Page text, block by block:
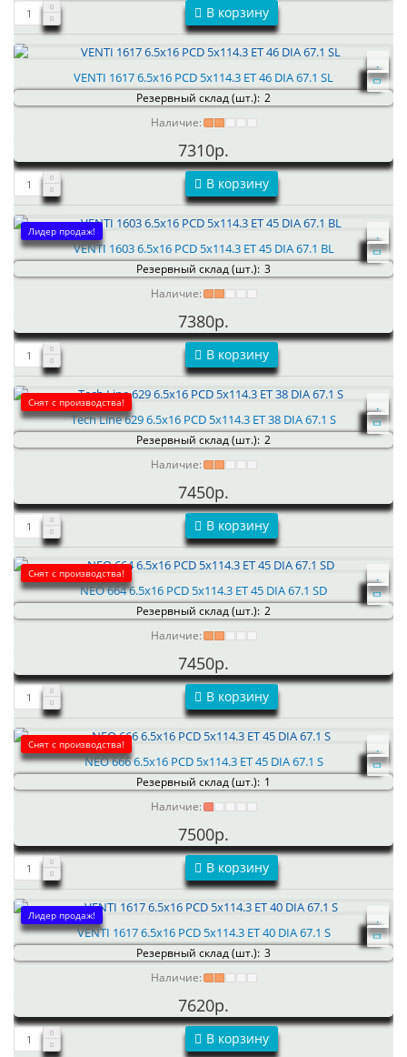
В корзину
VENTI 1617 6.5x16 PCD 5x114.3 ET 46 DIA 67.1 SL
Резервный склад (шт.): 2
Наличие:
7310р.
В корзину
Лидер продаж!
VENTI 1603 6.5x16 PCD 5x114.3 ET 45 DIA 67.1 BL
Резервный склад (шт.): 3
Наличие:
7380р.
В корзину
Снят с производства!
Tech Line 629 6.5x16 PCD 5x114.3 ET 38 DIA 67.1 S
Резервный склад (шт.): 2
Наличие:
7450р.
В корзину
Снят с производства!
NEO 664 6.5x16 PCD 5x114.3 ET 45 DIA 67.1 SD
Резервный склад (шт.): 2
Наличие:
7450р.
В корзину
Снят с производства!
NEO 666 6.5x16 PCD 5x114.3 ET 45 DIA 67.1 S
Резервный склад (шт.): 1
Наличие:
7500р.
В корзину
Лидер продаж!
VENTI 1617 6.5x16 PCD 5x114.3 ET 40 DIA 67.1 S
Резервный склад (шт.): 3
Наличие:
7620р.
В корзину